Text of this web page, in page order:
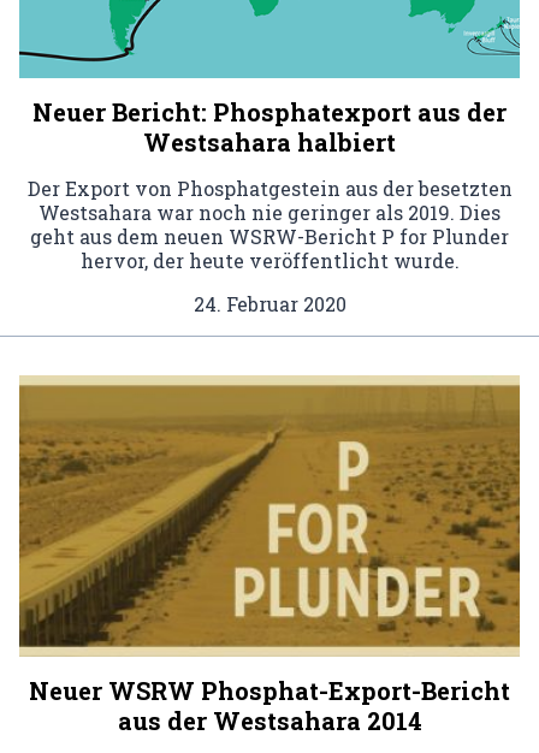
Neuer Bericht: Phosphatexport aus der
Westsahara halbiert
Der Export von Phosphatgestein aus der besetzten
Westsahara war noch nie geringer als 2019. Dies
geht aus dem neuen WSRW-Bericht P for Plunder
hervor, der heute veröffentlicht wurde.
24. Februar 2020
Neuer WSRW Phosphat-Export-Bericht
aus der Westsahara 2014